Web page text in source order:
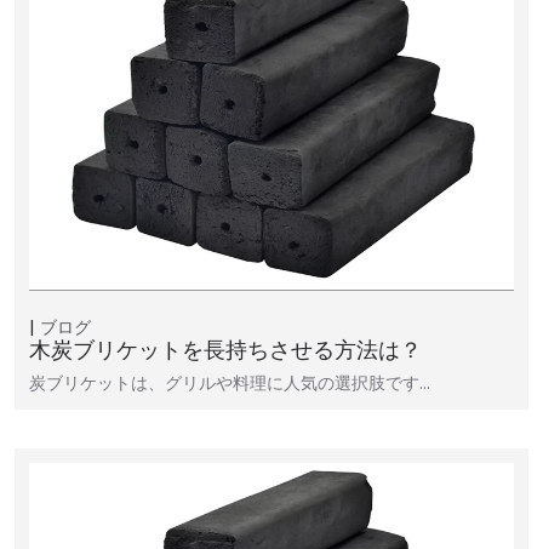
ブログ
木炭ブリケットを長持ちさせる方法は？
炭ブリケットは、グリルや料理に人気の選択肢です…